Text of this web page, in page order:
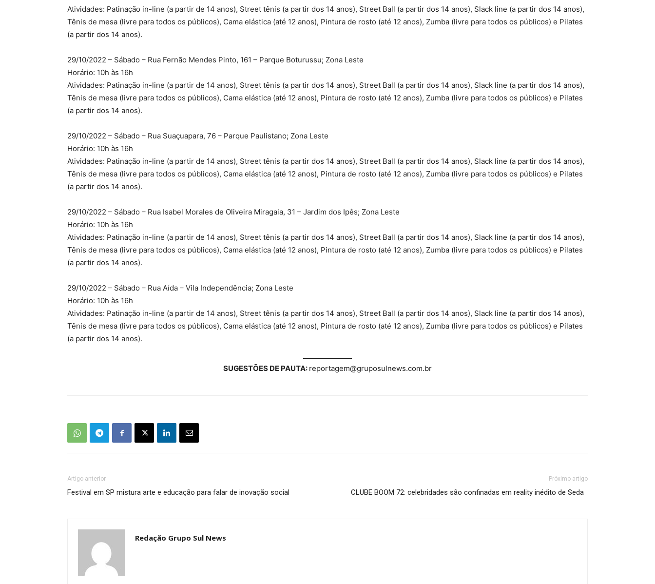
Atividades: Patinação in-line (a partir de 14 anos), Street tênis (a partir dos 14 anos), Street Ball (a partir dos 14 anos), Slack line (a partir dos 14 anos),
Tênis de mesa (livre para todos os públicos), Cama elástica (até 12 anos), Pintura de rosto (até 12 anos), Zumba (livre para todos os públicos) e Pilates
(a partir dos 14 anos).
29/10/2022 – Sábado – Rua Fernão Mendes Pinto, 161 – Parque Boturussu; Zona Leste
Horário: 10h às 16h
Atividades: Patinação in-line (a partir de 14 anos), Street tênis (a partir dos 14 anos), Street Ball (a partir dos 14 anos), Slack line (a partir dos 14 anos),
Tênis de mesa (livre para todos os públicos), Cama elástica (até 12 anos), Pintura de rosto (até 12 anos), Zumba (livre para todos os públicos) e Pilates
(a partir dos 14 anos).
29/10/2022 – Sábado – Rua Suaçuapara, 76 – Parque Paulistano; Zona Leste
Horário: 10h às 16h
Atividades: Patinação in-line (a partir de 14 anos), Street tênis (a partir dos 14 anos), Street Ball (a partir dos 14 anos), Slack line (a partir dos 14 anos),
Tênis de mesa (livre para todos os públicos), Cama elástica (até 12 anos), Pintura de rosto (até 12 anos), Zumba (livre para todos os públicos) e Pilates
(a partir dos 14 anos).
29/10/2022 – Sábado – Rua Isabel Morales de Oliveira Miragaia, 31 – Jardim dos Ipês; Zona Leste
Horário: 10h às 16h
Atividades: Patinação in-line (a partir de 14 anos), Street tênis (a partir dos 14 anos), Street Ball (a partir dos 14 anos), Slack line (a partir dos 14 anos),
Tênis de mesa (livre para todos os públicos), Cama elástica (até 12 anos), Pintura de rosto (até 12 anos), Zumba (livre para todos os públicos) e Pilates
(a partir dos 14 anos).
29/10/2022 – Sábado – Rua Aída – Vila Independência; Zona Leste
Horário: 10h às 16h
Atividades: Patinação in-line (a partir de 14 anos), Street tênis (a partir dos 14 anos), Street Ball (a partir dos 14 anos), Slack line (a partir dos 14 anos),
Tênis de mesa (livre para todos os públicos), Cama elástica (até 12 anos), Pintura de rosto (até 12 anos), Zumba (livre para todos os públicos) e Pilates
(a partir dos 14 anos).
SUGESTÕES DE PAUTA: reportagem@gruposulnews.com.br
Artigo anterior
Festival em SP mistura arte e educação para falar de inovação social
Próximo artigo
CLUBE BOOM 72: celebridades são confinadas em reality inédito de Seda
Redação Grupo Sul News